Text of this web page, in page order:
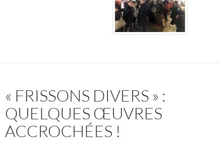
« FRISSONS DIVERS » :
QUELQUES ŒUVRES
ACCROCHÉES !